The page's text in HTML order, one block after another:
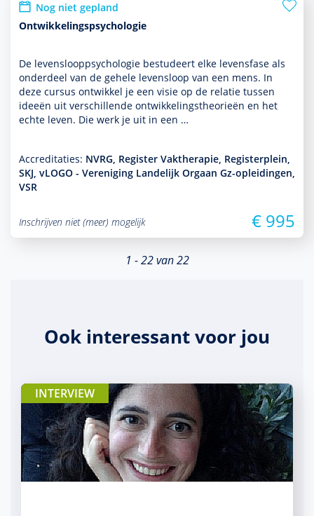
Nog niet gepland
Ontwikkelingspsychologie
De levens­looppsycho­logie bestudeert elke levensfase als
onder­deel van de gehele levens­loop van een mens. In
deze cursus ontwik­kel je een visie op de relatie tussen
ideeën uit ver­schil­lende ont­wikke­lingstheorieën en het
echte leven. Die werk je uit in een …
Accreditaties: NVRG, Register Vaktherapie, Registerplein,
SKJ, vLOGO - Vereniging Landelijk Orgaan Gz-opleidingen,
VSR
Inschrijven niet (meer) mogelijk € 995
1 - 22 van 22
Ook interessant voor jou
INTERVIEW